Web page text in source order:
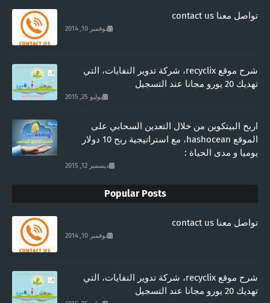
تواصل معنا contact us
نوفمبر 10, 2014
شرح موقع recyclix، شركة تدوير النفايات، التي
تهديك 20 يورو مجانا عند التسجيل
يوليو 25, 2015
اربح البيتكوين من خلال التعدين السحابي على
الموقع hashocean، مع استراتيجية ربح 10 دولار
يوميا و مدى الحياة :
ديسمبر 12, 2015
Popular Posts
تواصل معنا contact us
نوفمبر 10, 2014
شرح موقع recyclix، شركة تدوير النفايات، التي
تهديك 20 يورو مجانا عند التسجيل